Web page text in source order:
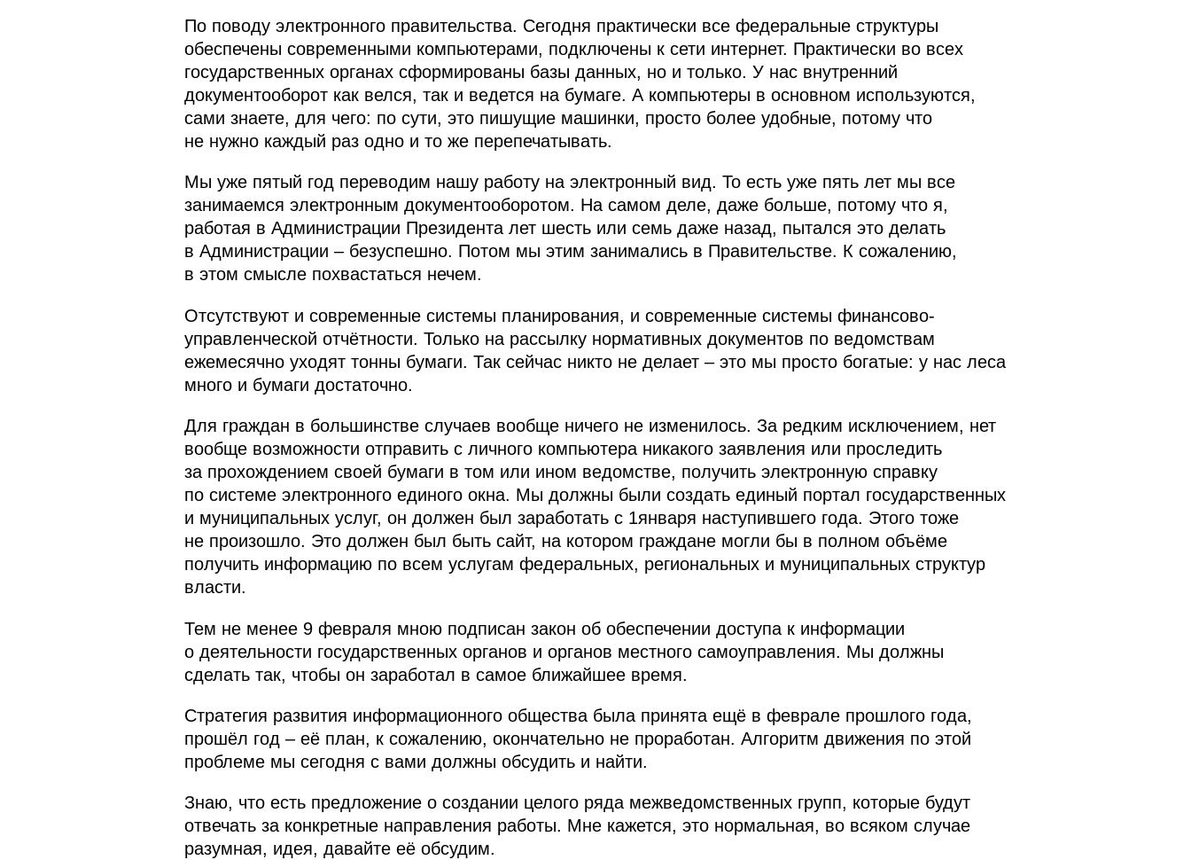
По поводу электронного правительства. Сегодня практически все федеральные структуры
обеспечены современными компьютерами, подключены к сети интернет. Практически во всех
государственных органах сформированы базы данных, но и только. У нас внутренний
документооборот как велся, так и ведется на бумаге. А компьютеры в основном используются,
сами знаете, для чего: по сути, это пишущие машинки, просто более удобные, потому что
не нужно каждый раз одно и то же перепечатывать.
Мы уже пятый год переводим нашу работу на электронный вид. То есть уже пять лет мы все
занимаемся электронным документооборотом. На самом деле, даже больше, потому что я,
работая в Администрации Президента лет шесть или семь даже назад, пытался это делать
в Администрации – безуспешно. Потом мы этим занимались в Правительстве. К сожалению,
в этом смысле похвастаться нечем.
Отсутствуют и современные системы планирования, и современные системы финансово-
управленческой отчётности. Только на рассылку нормативных документов по ведомствам
ежемесячно уходят тонны бумаги. Так сейчас никто не делает – это мы просто богатые: у нас леса
много и бумаги достаточно.
Для граждан в большинстве случаев вообще ничего не изменилось. За редким исключением, нет
вообще возможности отправить с личного компьютера никакого заявления или проследить
за прохождением своей бумаги в том или ином ведомстве, получить электронную справку
по системе электронного единого окна. Мы должны были создать единый портал государственных
и муниципальных услуг, он должен был заработать с 1января наступившего года. Этого тоже
не произошло. Это должен был быть сайт, на котором граждане могли бы в полном объёме
получить информацию по всем услугам федеральных, региональных и муниципальных структур
власти.
Тем не менее 9 февраля мною подписан закон об обеспечении доступа к информации
о деятельности государственных органов и органов местного самоуправления. Мы должны
сделать так, чтобы он заработал в самое ближайшее время.
Стратегия развития информационного общества была принята ещё в феврале прошлого года,
прошёл год – её план, к сожалению, окончательно не проработан. Алгоритм движения по этой
проблеме мы сегодня с вами должны обсудить и найти.
Знаю, что есть предложение о создании целого ряда межведомственных групп, которые будут
отвечать за конкретные направления работы. Мне кажется, это нормальная, во всяком случае
разумная, идея, давайте её обсудим.